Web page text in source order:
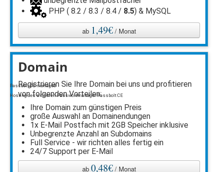
Passbolt CE managed
Hosting des sicheren Passwortmanager Passbolt CE
PHP ( 8.2 / 8.3 / 8.4 / 8.5) & MySQL
ab 1,49€/ Monat
Domain
Registrieren Sie Ihre Domain bei uns und profitieren
von folgenden Vorteilen:
Ihre Domain zum günstigen Preis
große Auswahl an Domainendungen
1x E-Mail Postfach mit 2GB Speicher inklusive
Unbegrenzte Anzahl an Subdomains
Full Service - wir richten alles fertig ein
24/7 Support per E-Mail
ab 0,48€/ Monat